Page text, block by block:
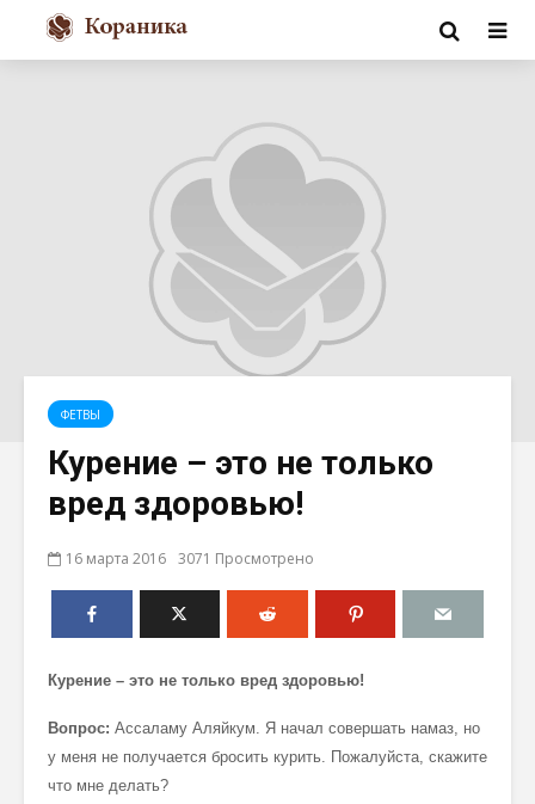
ФЕТВЫ
Курение – это не только
вред здоровью!
16 марта 2016 3071 Просмотрено
Курение – это не только вред здоровью!
Вопрос: Ассаламу Аляйкум. Я начал совершать намаз, но
у меня не получается бросить курить. Пожалуйста, скажите
что мне делать?